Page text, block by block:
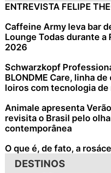
ENTREVISTA FELIPE
Caffeine Army leva bar
Lounge Todas durante a
2026
Schwarzkopf
BLONDME Care, linha
loiros com tecnologia
Animale apresenta
revisita o Brasil pelo
contemporânea
O que é, de fato, a
DESTINOS